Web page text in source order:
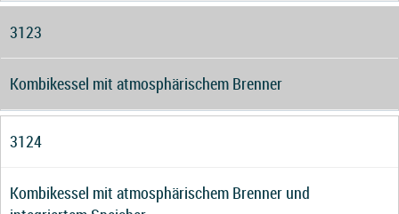
3123
Kombikessel mit atmosphärischem Brenner
3124
Kombikessel mit atmosphärischem Brenner und